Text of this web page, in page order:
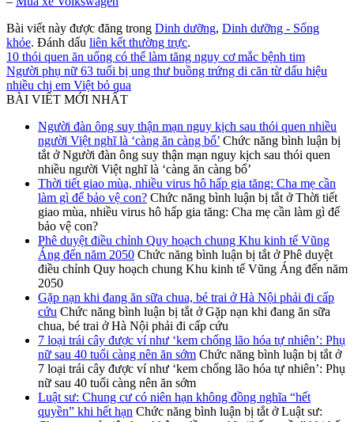
Bài viết này được đăng trong Dinh dưỡng, Dinh dưỡng - Sống
khỏe. Đánh dấu liên kết thường trực.
10 thói quen ăn uống có thể làm tăng nguy cơ mắc bệnh tim
Người phụ nữ 63 tuổi bị ung thư buồng trứng di căn từ dấu hiệu
nhiều chị em Việt bỏ qua
BÀI VIẾT MỚI NHẤT
Người đàn ông suy thận mạn nguy kịch sau thói quen nhiều
người Việt nghĩ là ‘càng ăn càng bổ’ Chức năng bình luận bị
tắt ở Người đàn ông suy thận mạn nguy kịch sau thói quen
nhiều người Việt nghĩ là ‘càng ăn càng bổ’
Thời tiết giao mùa, nhiều virus hô hấp gia tăng: Cha mẹ cần
làm gì để bảo vệ con? Chức năng bình luận bị tắt ở Thời tiết
giao mùa, nhiều virus hô hấp gia tăng: Cha mẹ cần làm gì để
bảo vệ con?
Phê duyệt điều chỉnh Quy hoạch chung Khu kinh tế Vũng
Áng đến năm 2050 Chức năng bình luận bị tắt ở Phê duyệt
điều chỉnh Quy hoạch chung Khu kinh tế Vũng Áng đến năm
2050
Gặp nạn khi đang ăn sữa chua, bé trai ở Hà Nội phải đi cấp
cứu Chức năng bình luận bị tắt ở Gặp nạn khi đang ăn sữa
chua, bé trai ở Hà Nội phải đi cấp cứu
7 loại trái cây được ví như ‘kem chống lão hóa tự nhiên’: Phụ
nữ sau 40 tuổi càng nên ăn sớm Chức năng bình luận bị tắt ở
7 loại trái cây được ví như ‘kem chống lão hóa tự nhiên’: Phụ
nữ sau 40 tuổi càng nên ăn sớm
Luật sư: Chung cư có niên hạn không đồng nghĩa “hết
quyền” khi hết hạn Chức năng bình luận bị tắt ở Luật sư: